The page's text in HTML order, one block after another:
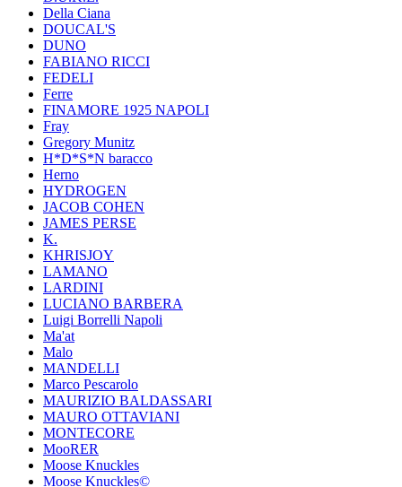
Della Ciana
DOUCAL'S
DUNO
FABIANO RICCI
FEDELI
Ferre
FINAMORE 1925 NAPOLI
Fray
Gregory Munitz
H*D*S*N baracco
Herno
HYDROGEN
JACOB COHEN
JAMES PERSE
K.
KHRISJOY
LAMANO
LARDINI
LUCIANO BARBERA
Luigi Borrelli Napoli
Ma'at
Malo
MANDELLI
Marco Pescarolo
MAURIZIO BALDASSARI
MAURO OTTAVIANI
MONTECORE
MooRER
Moose Knuckles
Moose Knuckles©️